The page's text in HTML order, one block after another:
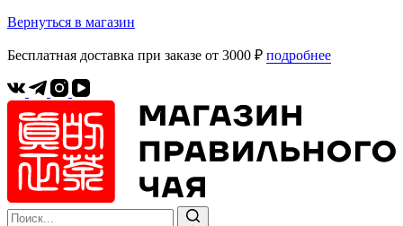
Вернуться в магазин
Бесплатная доставка при заказе от 3000 ₽ подробнее